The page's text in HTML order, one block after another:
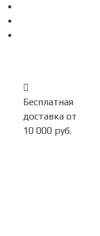
Бесплатная
доставка от
10 000 руб.